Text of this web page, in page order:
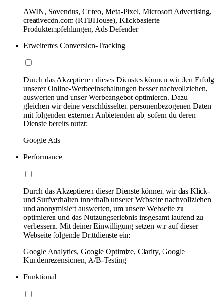
AWIN, Sovendus, Criteo, Meta-Pixel, Microsoft Advertising,
creativecdn.com (RTBHouse), Klickbasierte
Produktempfehlungen, Ads Defender
Erweitertes Conversion-Tracking
Durch das Akzeptieren dieses Dienstes können wir den Erfolg
unserer Online-Werbeeinschaltungen besser nachvollziehen,
auswerten und unser Werbeangebot optimieren. Dazu
gleichen wir deine verschlüsselten personenbezogenen Daten
mit folgenden externen Anbietenden ab, sofern du deren
Dienste bereits nutzt:
Google Ads
Performance
Durch das Akzeptieren dieser Dienste können wir das Klick-
und Surfverhalten innerhalb unserer Webseite nachvollziehen
und anonymisiert auswerten, um unsere Webseite zu
optimieren und das Nutzungserlebnis insgesamt laufend zu
verbessern. Mit deiner Einwilligung setzen wir auf dieser
Webseite folgende Drittdienste ein:
Google Analytics, Google Optimize, Clarity, Google
Kundenrezensionen, A/B-Testing
Funktional